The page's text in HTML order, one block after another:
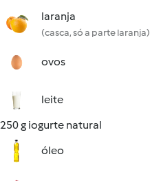
laranja
(casca, só a parte laranja)
ovos
leite
250 g iogurte natural
óleo